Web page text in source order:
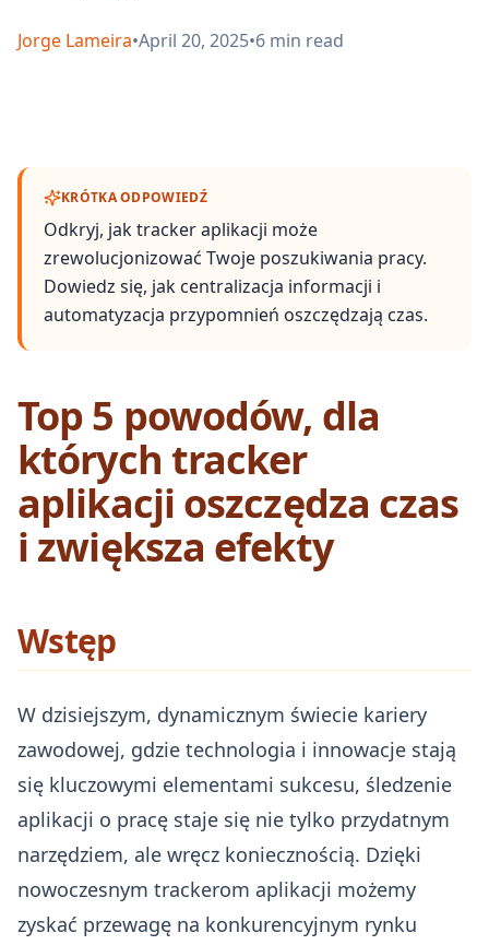
Jorge Lameira•April 20, 2025•6 min read
KRÓTKA ODPOWIEDŹ
Odkryj, jak tracker aplikacji może
zrewolucjonizować Twoje poszukiwania pracy.
Dowiedz się, jak centralizacja informacji i
automatyzacja przypomnień oszczędzają czas.
Top 5 powodów, dla
których tracker
aplikacji oszczędza czas
i zwiększa efekty
Wstęp
W dzisiejszym, dynamicznym świecie kariery
zawodowej, gdzie technologia i innowacje stają
się kluczowymi elementami sukcesu, śledzenie
aplikacji o pracę staje się nie tylko przydatnym
narzędziem, ale wręcz koniecznością. Dzięki
nowoczesnym trackerom aplikacji możemy
zyskać przewagę na konkurencyjnym rynku